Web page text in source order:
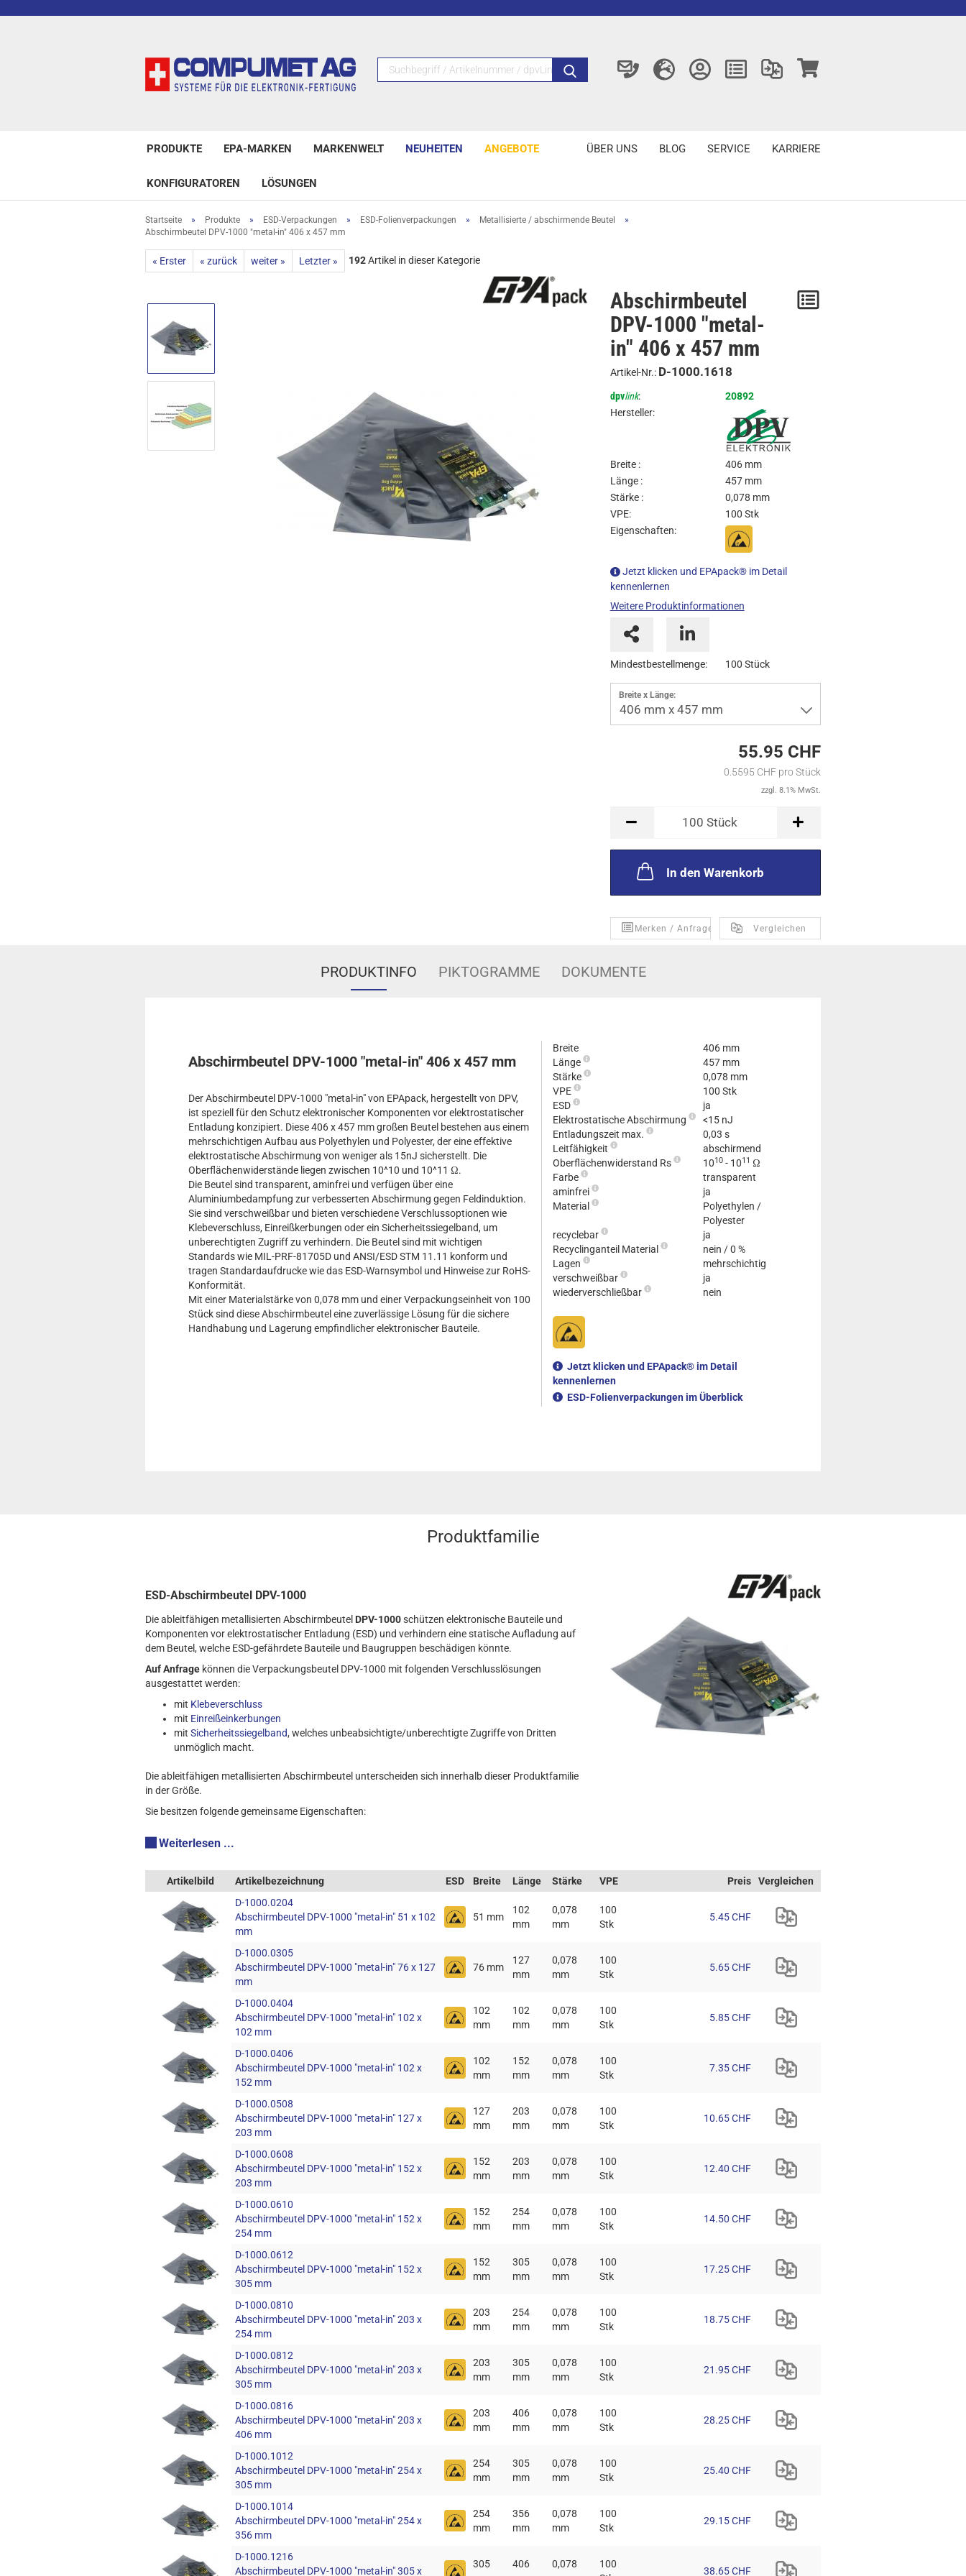
PRODUKTE EPA-MARKEN MARKENWELT NEUHEITEN ANGEBOTE
KONFIGURATOREN LÖSUNGEN
KARRIERE
SERVICE
BLOG
ÜBER UNS
Startseite » Produkte » ESD-Verpackungen » ESD-Folienverpackungen » Metallisierte / abschirmende Beutel
»
Abschirmbeutel DPV-1000 "metal-in" 406 x 457 mm
« Erster « zurück weiter » Letzter » 192Artikel in dieser Kategorie
Abschirmbeutel
DPV-1000 "metal-
in" 406 x 457 mm
Artikel-Nr.: D-1000.1618
dpvlink:
20892
Hersteller:
Breite :
406 mm
Länge :
457 mm
Stärke :
0,078 mm
VPE:
100 Stk
Eigenschaften:
Jetzt klicken und EPApack® im Detail
kennenlernen
Weitere Produktinformationen
Mindestbestellmenge: 100 Stück
Breite x Länge:
406 mm x 457 mm
55.95 CHF
0.5595 CHF pro Stück
zzgl. 8.1% MwSt.
Stück 100 Stück
In den Warenkorb
Vergleichen
Merken / Anfragen
PRODUKTINFO PIKTOGRAMME DOKUMENTE
Abschirmbeutel DPV-1000 "metal-in" 406 x 457 mm
Der Abschirmbeutel DPV-1000 "metal-in" von EPApack, hergestellt von DPV,
ist speziell für den Schutz elektronischer Komponenten vor elektrostatischer
Entladung konzipiert. Diese 406 x 457 mm großen Beutel bestehen aus einem
mehrschichtigen Aufbau aus Polyethylen und Polyester, der eine effektive
elektrostatische Abschirmung von weniger als 15nJ sicherstellt. Die
Oberflächenwiderstände liegen zwischen 10^10 und 10^11 Ω.
Die Beutel sind transparent, aminfrei und verfügen über eine
Aluminiumbedampfung zur verbesserten Abschirmung gegen Feldinduktion.
Sie sind verschweißbar und bieten verschiedene Verschlussoptionen wie
Klebeverschluss, Einreißkerbungen oder ein Sicherheitssiegelband, um
unberechtigten Zugriff zu verhindern. Die Beutel sind mit wichtigen
Standards wie MIL-PRF-81705D und ANSI/ESD STM 11.11 konform und
tragen Standardaufdrucke wie das ESD-Warnsymbol und Hinweise zur RoHS-
Konformität.
Mit einer Materialstärke von 0,078 mm und einer Verpackungseinheit von 100
Stück sind diese Abschirmbeutel eine zuverlässige Lösung für die sichere
Handhabung und Lagerung empfindlicher elektronischer Bauteile.
Breite
406 mm
Länge
457 mm
Stärke
0,078 mm
VPE
100 Stk
ESD
ja
Elektrostatische Abschirmung
<15 nJ
Entladungszeit max.
0,03 s
Leitfähigkeit
abschirmend
Oberflächenwiderstand Rs
1010 - 1011 Ω
Farbe
transparent
aminfrei
ja
Material
Polyethylen /
Polyester
recyclebar
ja
Recyclinganteil Material
nein / 0 %
Lagen
mehrschichtig
verschweißbar
ja
wiederverschließbar
nein
Jetzt klicken und EPApack® im Detail
kennenlernen
ESD-Folienverpackungen im Überblick
Produktfamilie
ESD-Abschirmbeutel DPV-1000
Die ableitfähigen metallisierten Abschirmbeutel DPV-1000schützen elektronische Bauteile und
Komponenten vor elektrostatischer Entladung (ESD) und verhindern eine statische Aufladung auf
dem Beutel, welche ESD-gefährdete Bauteile und Baugruppen beschädigen könnte.
Auf Anfrage können die Verpackungsbeutel DPV-1000 mit folgenden Verschlusslösungen
ausgestattet werden:
mit Klebeverschluss
mit Einreißeinkerbungen
mit Sicherheitssiegelband, welches unbeabsichtigte/unberechtigte Zugriffe von Dritten
unmöglich macht.
Die ableitfähigen metallisierten Abschirmbeutel unterscheiden sich innerhalb dieser Produktfamilie
in der Größe.
Sie besitzen folgende gemeinsame Eigenschaften:
Weiterlesen ...
Artikelbild Artikelbezeichnung ESD Breite Länge Stärke VPE Preis
Vergleichen
D-1000.0204
Abschirmbeutel DPV-1000 "metal-in" 51 x 102
mm
51 mm
102
mm
0,078
mm
100
Stk
5.45 CHF
D-1000.0305
Abschirmbeutel DPV-1000 "metal-in" 76 x 127
mm
76 mm
127
mm
0,078
mm
100
Stk
5.65 CHF
D-1000.0404
Abschirmbeutel DPV-1000 "metal-in" 102 x
102 mm
102
mm
102
mm
0,078
mm
100
Stk
5.85 CHF
D-1000.0406
Abschirmbeutel DPV-1000 "metal-in" 102 x
152 mm
102
mm
152
mm
0,078
mm
100
Stk
7.35 CHF
D-1000.0508
Abschirmbeutel DPV-1000 "metal-in" 127 x
203 mm
127
mm
203
mm
0,078
mm
100
Stk
10.65 CHF
D-1000.0608
Abschirmbeutel DPV-1000 "metal-in" 152 x
203 mm
152
mm
203
mm
0,078
mm
100
Stk
12.40 CHF
D-1000.0610
Abschirmbeutel DPV-1000 "metal-in" 152 x
254 mm
152
mm
254
mm
0,078
mm
100
Stk
14.50 CHF
D-1000.0612
Abschirmbeutel DPV-1000 "metal-in" 152 x
305 mm
152
mm
305
mm
0,078
mm
100
Stk
17.25 CHF
D-1000.0810
Abschirmbeutel DPV-1000 "metal-in" 203 x
254 mm
203
mm
254
mm
0,078
mm
100
Stk
18.75 CHF
D-1000.0812
Abschirmbeutel DPV-1000 "metal-in" 203 x
305 mm
203
mm
305
mm
0,078
mm
100
Stk
21.95 CHF
D-1000.0816
Abschirmbeutel DPV-1000 "metal-in" 203 x
406 mm
203
mm
406
mm
0,078
mm
100
Stk
28.25 CHF
D-1000.1012
Abschirmbeutel DPV-1000 "metal-in" 254 x
305 mm
254
mm
305
mm
0,078
mm
100
Stk
25.40 CHF
D-1000.1014
Abschirmbeutel DPV-1000 "metal-in" 254 x
356 mm
254
mm
356
mm
0,078
mm
100
Stk
29.15 CHF
D-1000.1216
Abschirmbeutel DPV-1000 "metal-in" 305 x
305
406
0,078
100
38.65 CHF